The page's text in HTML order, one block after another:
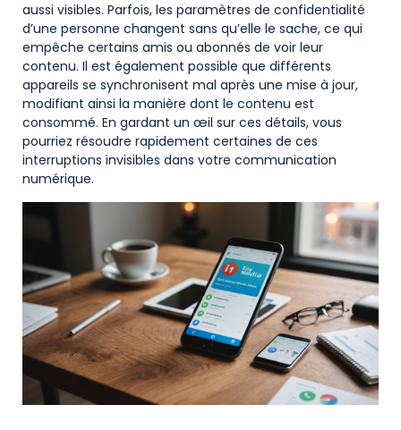
aussi visibles. Parfois, les paramètres de confidentialité
d’une personne changent sans qu’elle le sache, ce qui
empêche certains amis ou abonnés de voir leur
contenu. Il est également possible que différents
appareils se synchronisent mal après une mise à jour,
modifiant ainsi la manière dont le contenu est
consommé. En gardant un œil sur ces détails, vous
pourriez résoudre rapidement certaines de ces
interruptions invisibles dans votre communication
numérique.